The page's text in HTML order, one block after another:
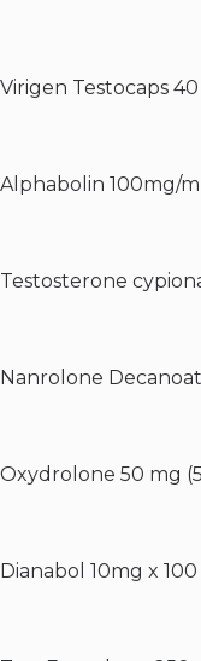
Virigen Testocaps
Alphabolin 100mg/
Testosterone
Nanrolone
Oxydrolone 50 mg
Dianabol 10mg x